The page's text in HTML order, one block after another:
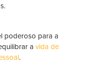
poderoso para a
a vida de
.